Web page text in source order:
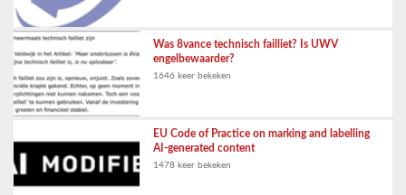
Was 8vance technisch failliet? Is UWV
engelbewaarder?
1646 keer bekeken
EU Code of Practice on marking and labelling
AI-generated content
1478 keer bekeken